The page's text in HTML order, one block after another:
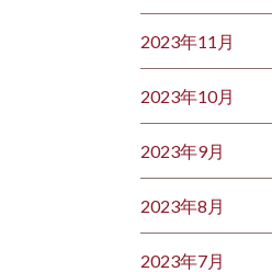
2023年11月
2023年10月
2023年9月
2023年8月
2023年7月